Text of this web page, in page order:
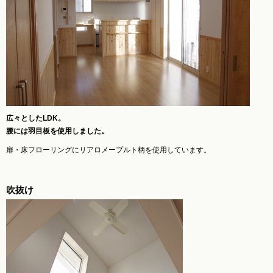
広々としたLDK。
腰には羽目板を使用しました。
扉・床フローリングにリアロメープルト柄を使用しています。
吹抜け